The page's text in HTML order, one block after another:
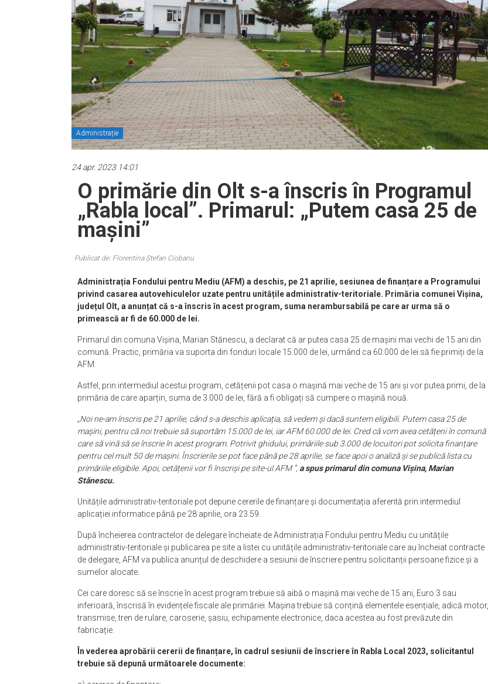
Administrație
24 apr. 2023 14:01
O primărie din Olt s-a înscris în Programul
„Rabla local”. Primarul: „Putem casa 25 de
mașini”
Publicat de: Florentina Ștefan Ciobanu
Administrația Fondului pentru Mediu (AFM) a deschis, pe 21 aprilie, sesiunea de finanțare a Programului
privind casarea autovehiculelor uzate pentru unitățile administrativ-teritoriale. Primăria comunei Vișina,
județul Olt, a anunțat că s-a înscris în acest program, suma nerambursabilă pe care ar urma să o
primească ar fi de 60.000 de lei.
Primarul din comuna Vișina, Marian Stănescu, a declarat că ar putea casa 25 de mașini mai vechi de 15 ani din
comună. Practic, primăria va suporta din fonduri locale 15.000 de lei, urmând ca 60.000 de lei să fie primiți de la
AFM.
Astfel, prin intermediul acestui program, cetățenii pot casa o mașină mai veche de 15 ani și vor putea primi, de la
primăria de care aparțin, suma de 3.000 de lei, fără a fi obligați să cumpere o mașină nouă.
„Noi ne-am înscris pe 21 aprilie, când s-a deschis aplicația, să vedem și dacă suntem eligibili. Putem casa 25 de
mașini, pentru că noi trebuie să suportăm 15.000 de lei, iar AFM 60.000 de lei. Cred că vom avea cetățeni în comună
care să vină să se înscrie în acest program. Potrivit ghidului, primăriile sub 3.000 de locuitori pot solicita finanțare
pentru cel mult 50 de mașini. Înscrierile se pot face până pe 28 aprilie, se face apoi o analiză și se publică lista cu
primăriile eligibile. Apoi, cetățenii vor fi înscriși pe site-ul AFM ”, a spus primarul din comuna Vișina, Marian
Stănescu.
Unitățile administrativ-teritoriale pot depune cererile de finanțare și documentația aferentă prin intermediul
aplicației informatice până pe 28 aprilie, ora 23.59.
După încheierea contractelor de delegare încheiate de Administrația Fondului pentru Mediu cu unitățile
administrativ-teritoriale și publicarea pe site a listei cu unitățile administrativ-teritoriale care au încheiat contracte
de delegare, AFM va publica anunțul de deschidere a sesiunii de înscriere pentru solicitanții persoane fizice și a
sumelor alocate.
Cei care doresc să se înscrie în acest program trebuie să aibă o mașină mai veche de 15 ani, Euro 3 sau
inferioară, înscrisă în evidențele fiscale ale primăriei. Mașina trebuie să conțină elementele esențiale, adică motor,
transmise, tren de rulare, caroserie, șasiu, echipamente electronice, daca acestea au fost prevăzute din
fabricație.
În vederea aprobării cererii de finanțare, în cadrul sesiunii de înscriere în Rabla Local 2023, solicitantul
trebuie să depună următoarele documente: